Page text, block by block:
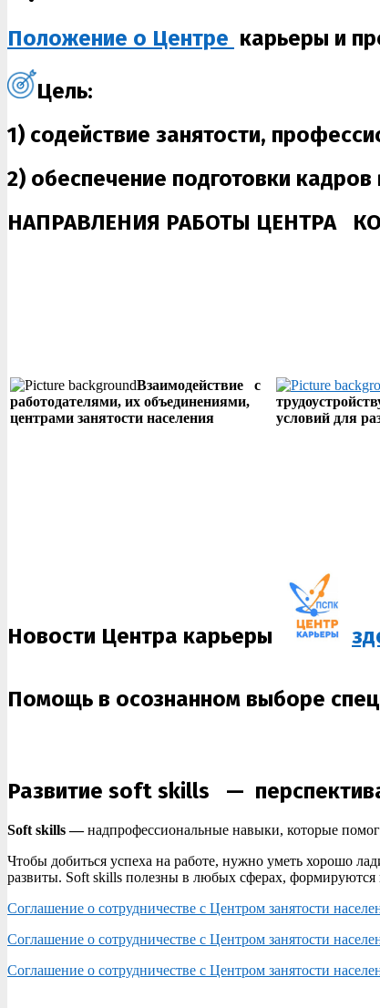
Положение о Центре карьеры и
Цель:
1) содействие занятости,
2) обеспечение подготовки кадров
НАПРАВЛЕНИЯ РАБОТЫ ЦЕНТРА
Взаимодействие с
работодателями, их объединениями,
центрами занятости населения
условий для
Новости Центра карьеры
Помощь в осознанном выборе
Развитие soft skills —
Soft skills —надпрофессиональные навыки, которые
Чтобы добиться успеха на работе, нужно уметь хорошо
развиты. Soft skills полезны в любых сферах, формируются
Соглашение о сотрудничестве с Центром занятости
Соглашение о сотрудничестве с Центром занятости
Соглашение о сотрудничестве с Центром занятости